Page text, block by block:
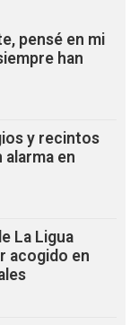
pensé en mi
han
y recintos
en
La Ligua
acogido en